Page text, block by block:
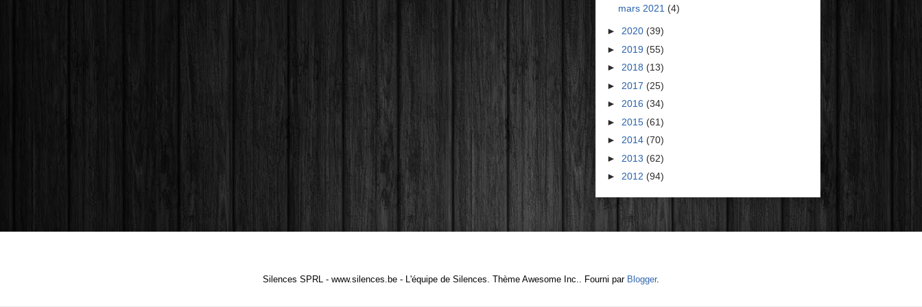
mars 2021 (4)
► 2020 (39)
► 2019 (55)
► 2018 (13)
► 2017 (25)
► 2016 (34)
► 2015 (61)
► 2014 (70)
► 2013 (62)
► 2012 (94)
Silences SPRL - www.silences.be - L'équipe de Silences. Thème Awesome Inc.. Fourni par Blogger.